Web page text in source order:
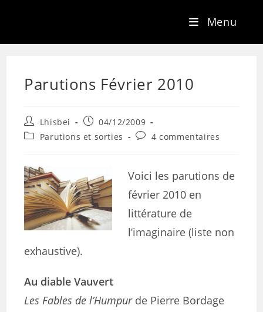
Menu
Parutions Février 2010
Lhisbei
04/12/2009
Parutions et sorties
4 commentaires
Voici les parutions de
février 2010 en
littérature de
l’imaginaire (liste non
exhaustive).
Au diable Vauvert
Les Fables de l’Humpurde Pierre Bordage